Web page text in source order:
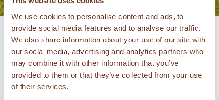
We use cookies to personalise content and ads, to
provide social media features and to analyse our traffic.
We also share information about your use of our site with
our social media, advertising and analytics partners who
may combine it with other information that you’ve
provided to them or that they’ve collected from your use
of their services.
1986 beschlossen Bob und sein Vater,